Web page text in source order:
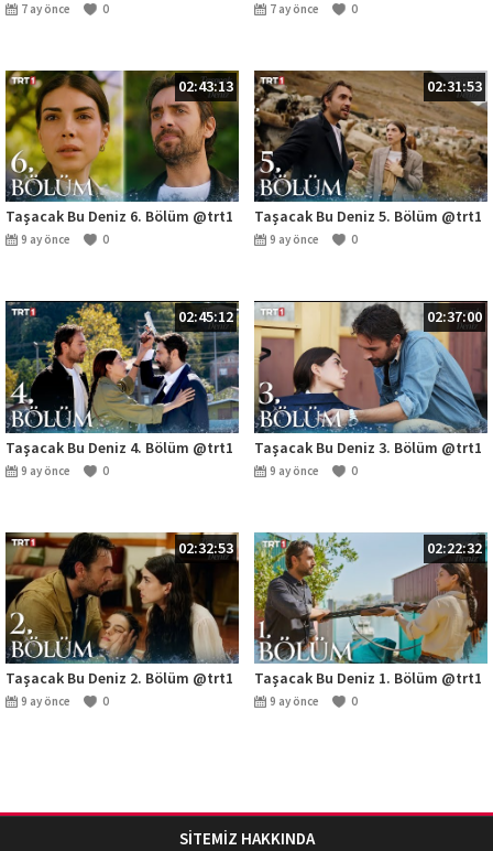
7 ay önce 0 7 ay önce 0
02:43:13
Taşacak Bu Deniz 6. Bölüm @trt1
9 ay önce 0
02:31:53
Taşacak Bu Deniz 5. Bölüm @trt1
9 ay önce 0
02:45:12
Taşacak Bu Deniz 4. Bölüm @trt1
9 ay önce 0
02:37:00
Taşacak Bu Deniz 3. Bölüm @trt1
9 ay önce 0
02:32:53
Taşacak Bu Deniz 2. Bölüm @trt1
9 ay önce 0
02:22:32
Taşacak Bu Deniz 1. Bölüm @trt1
9 ay önce 0
SİTEMİZ HAKKINDA